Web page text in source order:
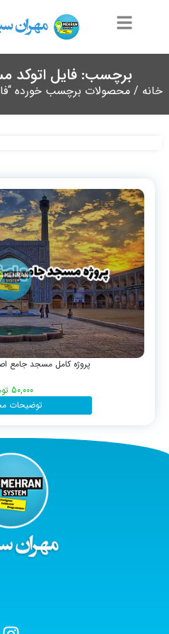
برچسب: فایل اتوکد
خانه / محصولات برچسب خورده
پروژه کامل مسجد جامع
50,000
توضیحات